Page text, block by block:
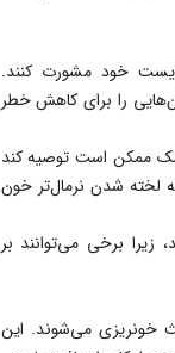
خود مشورت کنند.
را برای کاهش خطر
ممکن است توصیه کند
لخته شدن نرمال‌تر خون
زیرا برخی می‌توانند بر
خونریزی می‌شوند. این